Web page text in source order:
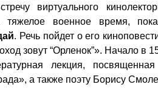
виртуального
военное время,
. Речь пойдет о его
зовут “Орленок”». Начало в
лекция, посвященная
а также поэту Борису